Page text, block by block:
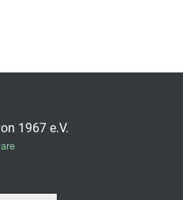
1967 e.V.